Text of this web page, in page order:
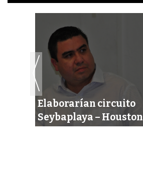
Elaborarían circuito
Seybaplaya – Houston